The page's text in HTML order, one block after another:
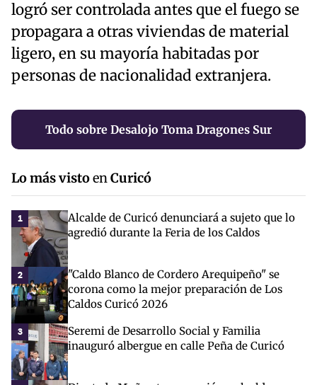
logró ser controlada antes que el fuego se
propagara a otras viviendas de material
ligero, en su mayoría habitadas por
personas de nacionalidad extranjera.
Todo sobre Desalojo Toma Dragones Sur
Lo más vistoenCuricó
1
Alcalde de Curicó denunciará a sujeto que lo
agredió durante la Feria de los Caldos
2
"Caldo Blanco de Cordero Arequipeño" se
corona como la mejor preparación de Los
Caldos Curicó 2026
3
Seremi de Desarrollo Social y Familia
inauguró albergue en calle Peña de Curicó